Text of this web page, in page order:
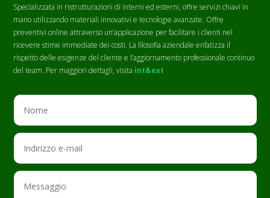
Specializzata in ristrutturazioni di interni ed esterni, offre servizi chiavi in
mano utilizzando materiali innovativi e tecnologie avanzate. Offre
preventivi online attraverso un’applicazione per facilitare i clienti nel
ricevere stime immediate dei costi. La filosofia aziendale enfatizza il
rispetto delle esigenze del cliente e l’aggiornamento professionale continuo
del team. Per maggiori dettagli, visita int&ext